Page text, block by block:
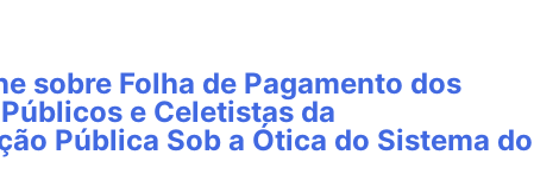
sobre Folha de Pagamento dos
e Celetistas da
Pública Sob a Ótica do Sistema do